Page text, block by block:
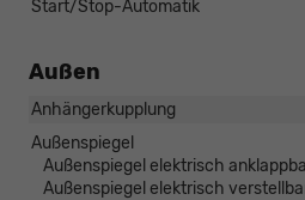
Start/Stop-Automatik
Außen
Anhängerkupplung
Außenspiegel
Außenspiegel elektrisch
Außenspiegel elektrisch